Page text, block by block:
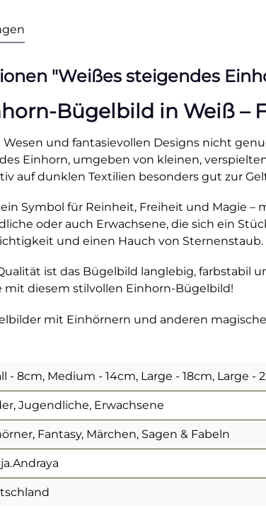
"Weißes steigendes
Bügelbild in Weiß –
und fantasievollen Designs nicht
Einhorn, umgeben von kleinen,
auf dunklen Textilien besonders gut zur
Symbol für Reinheit, Freiheit und Magie
oder auch Erwachsene, die sich ein
und einen Hauch von Sternenstaub.
ist das Bügelbild langlebig, farbstabil
mit diesem stilvollen Einhorn-Bügelbild!
mit Einhörnern und anderen
- 8cm, Medium - 14cm, Large - 18cm, Large -
Jugendliche, Erwachsene
Fantasy, Märchen, Sagen & Fabeln